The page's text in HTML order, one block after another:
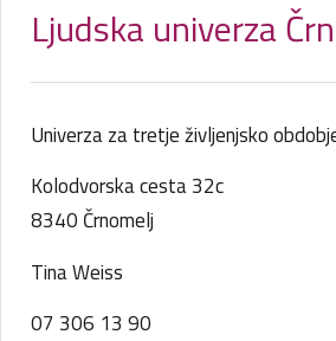
Ljudska univerza
Univerza za tretje življenjsko
Kolodvorska cesta 32c
8340 Črnomelj
Tina Weiss
07 306 13 90